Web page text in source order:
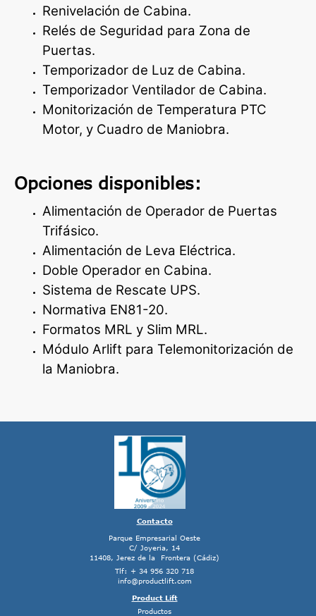
Renivelación de Cabina.
Relés de Seguridad para Zona de
Puertas.
Temporizador de Luz de Cabina.
Temporizador Ventilador de Cabina.
Monitorización de Temperatura PTC
Motor, y Cuadro de Maniobra.
Opciones disponibles:
Alimentación de Operador de Puertas
Trifásico.
Alimentación de Leva Eléctrica.
Doble Operador en Cabina.
Sistema de Rescate UPS.
Normativa EN81-20.
Formatos MRL y Slim MRL.
Módulo Arlift para Telemonitorización de
la Maniobra.
Contacto
Parque Empresarial Oeste
C/ Joyeria, 14
11408, Jerez de la Frontera (Cádiz)
Tlf: + 34 956 320 718
info@productlift.com
Product Lift
Productos